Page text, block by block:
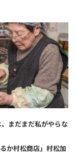
まだまだ私がやらな
か村松商店」村松加